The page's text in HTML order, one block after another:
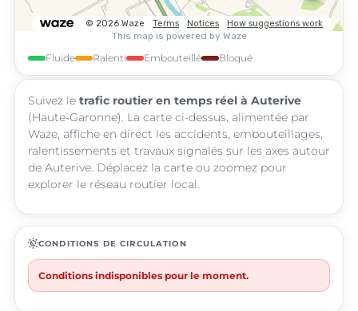
Fluide Ralenti Embouteillé Bloqué
Suivez le trafic routier en temps réel à Auterive
(Haute-Garonne). La carte ci-dessus, alimentée par
Waze, affiche en direct les accidents, embouteillages,
ralentissements et travaux signalés sur les axes autour
de Auterive. Déplacez la carte ou zoomez pour
explorer le réseau routier local.
routineCONDITIONS DE CIRCULATION
Conditions indisponibles pour le moment.